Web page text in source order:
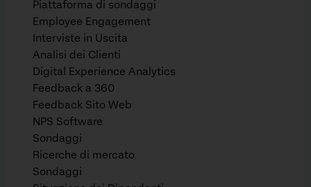
Piattaforma di sondaggi
Employee Engagement
Interviste in Uscita
Analisi dei Clienti
Digital Experience Analytics
Feedback a 360
Feedback Sito Web
NPS Software
Sondaggi
Ricerche di mercato
Sondaggi